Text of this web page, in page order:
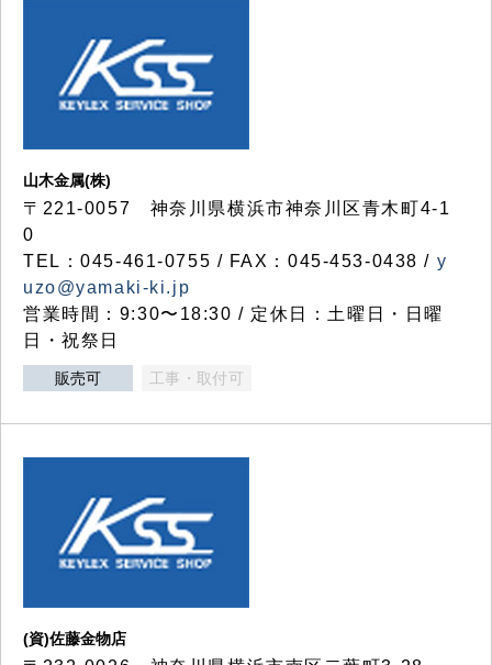
山木金属(株)
〒221-0057 神奈川県横浜市神奈川区青木町4-1
0
TEL：045-461-0755 / FAX：045-453-0438 / y
uzo@yamaki-ki.jp
営業時間：9:30〜18:30 / 定休日：土曜日・日曜
日・祝祭日
販売可 工事・取付可
(資)佐藤金物店